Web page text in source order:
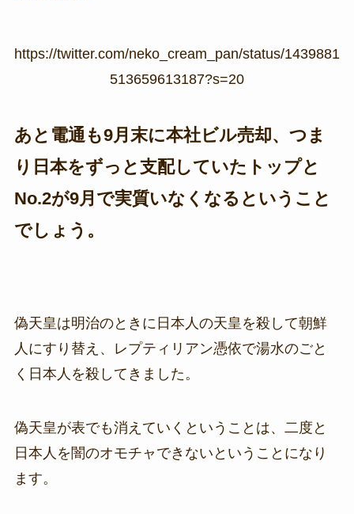
https://twitter.com/neko_cream_pan/status/1439881
513659613187?s=20
あと電通も9月末に本社ビル売却、つま
り日本をずっと支配していたトップと
No.2が9月で実質いなくなるということ
でしょう。
偽天皇は明治のときに日本人の天皇を殺して朝鮮
人にすり替え、レプティリアン憑依で湯水のごと
く日本人を殺してきました。
偽天皇が表でも消えていくということは、二度と
日本人を闇のオモチャできないということになり
ます。